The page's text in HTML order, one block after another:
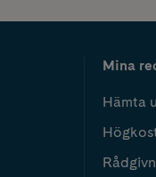
Mina
Hämta